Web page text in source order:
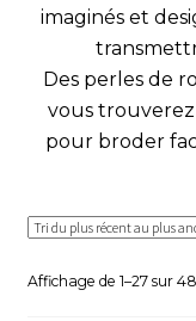
imaginés et
Des perles de
vous
pour broder
Affichage de 1–27 sur